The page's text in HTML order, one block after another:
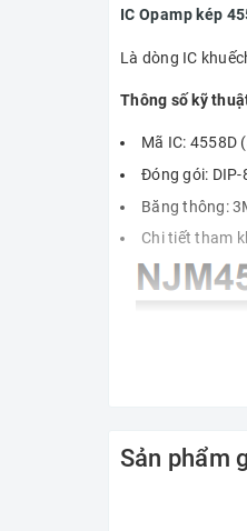
IC Opamp kép
Là dòng IC
Thông số kỹ
Mã IC: 4558D
Đóng gói: DIP-
Băng thông:
Chi tiết tham
Sản phẩm